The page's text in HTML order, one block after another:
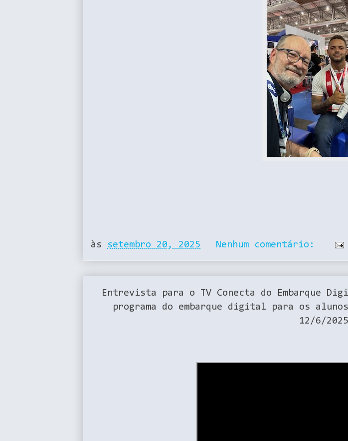
às setembro 20, 2025 Nenhum comentário:
Entrevista para o TV Conecta do Embarque
programa do embarque digital para os
12/6/